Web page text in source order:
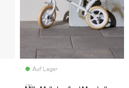
Auf Lager